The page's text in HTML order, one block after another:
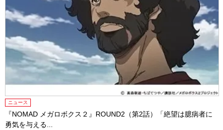
ニュース
『NOMAD メガロボクス２』ROUND2（第2話）「絶望は臆病者に
勇気を与える...